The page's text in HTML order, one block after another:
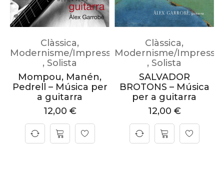
Clàssica,
Modernisme/Impressionisme
, Solista
Mompou, Manén,
Pedrell – Música per
a guitarra
12,00 €
Clàssica,
Modernisme/
, Solista
SALVADOR
BROTONS – Música
per a guitarra
12,00 €